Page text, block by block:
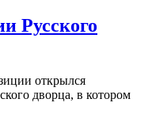
Русского
открылся
дворца, в котором